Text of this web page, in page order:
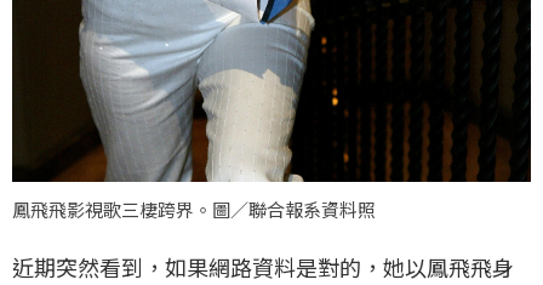
鳳飛飛影視歌三棲跨界。圖／聯合報系資料照
近期突然看到，如果網路資料是對的，她以鳳飛飛身